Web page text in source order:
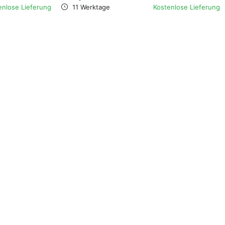
Lieferung 11 Werktage Kostenlose Lieferung